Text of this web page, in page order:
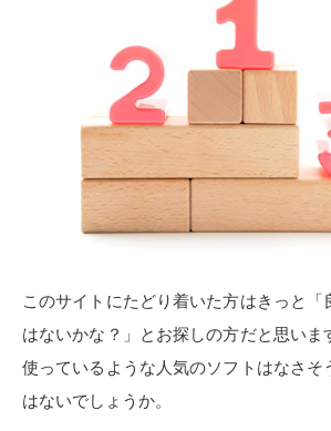
このサイトにたどり着いた方はきっと「
はないかな？」とお探しの方だと思いま
使っているような人気のソフトはなさそ
はないでしょうか。